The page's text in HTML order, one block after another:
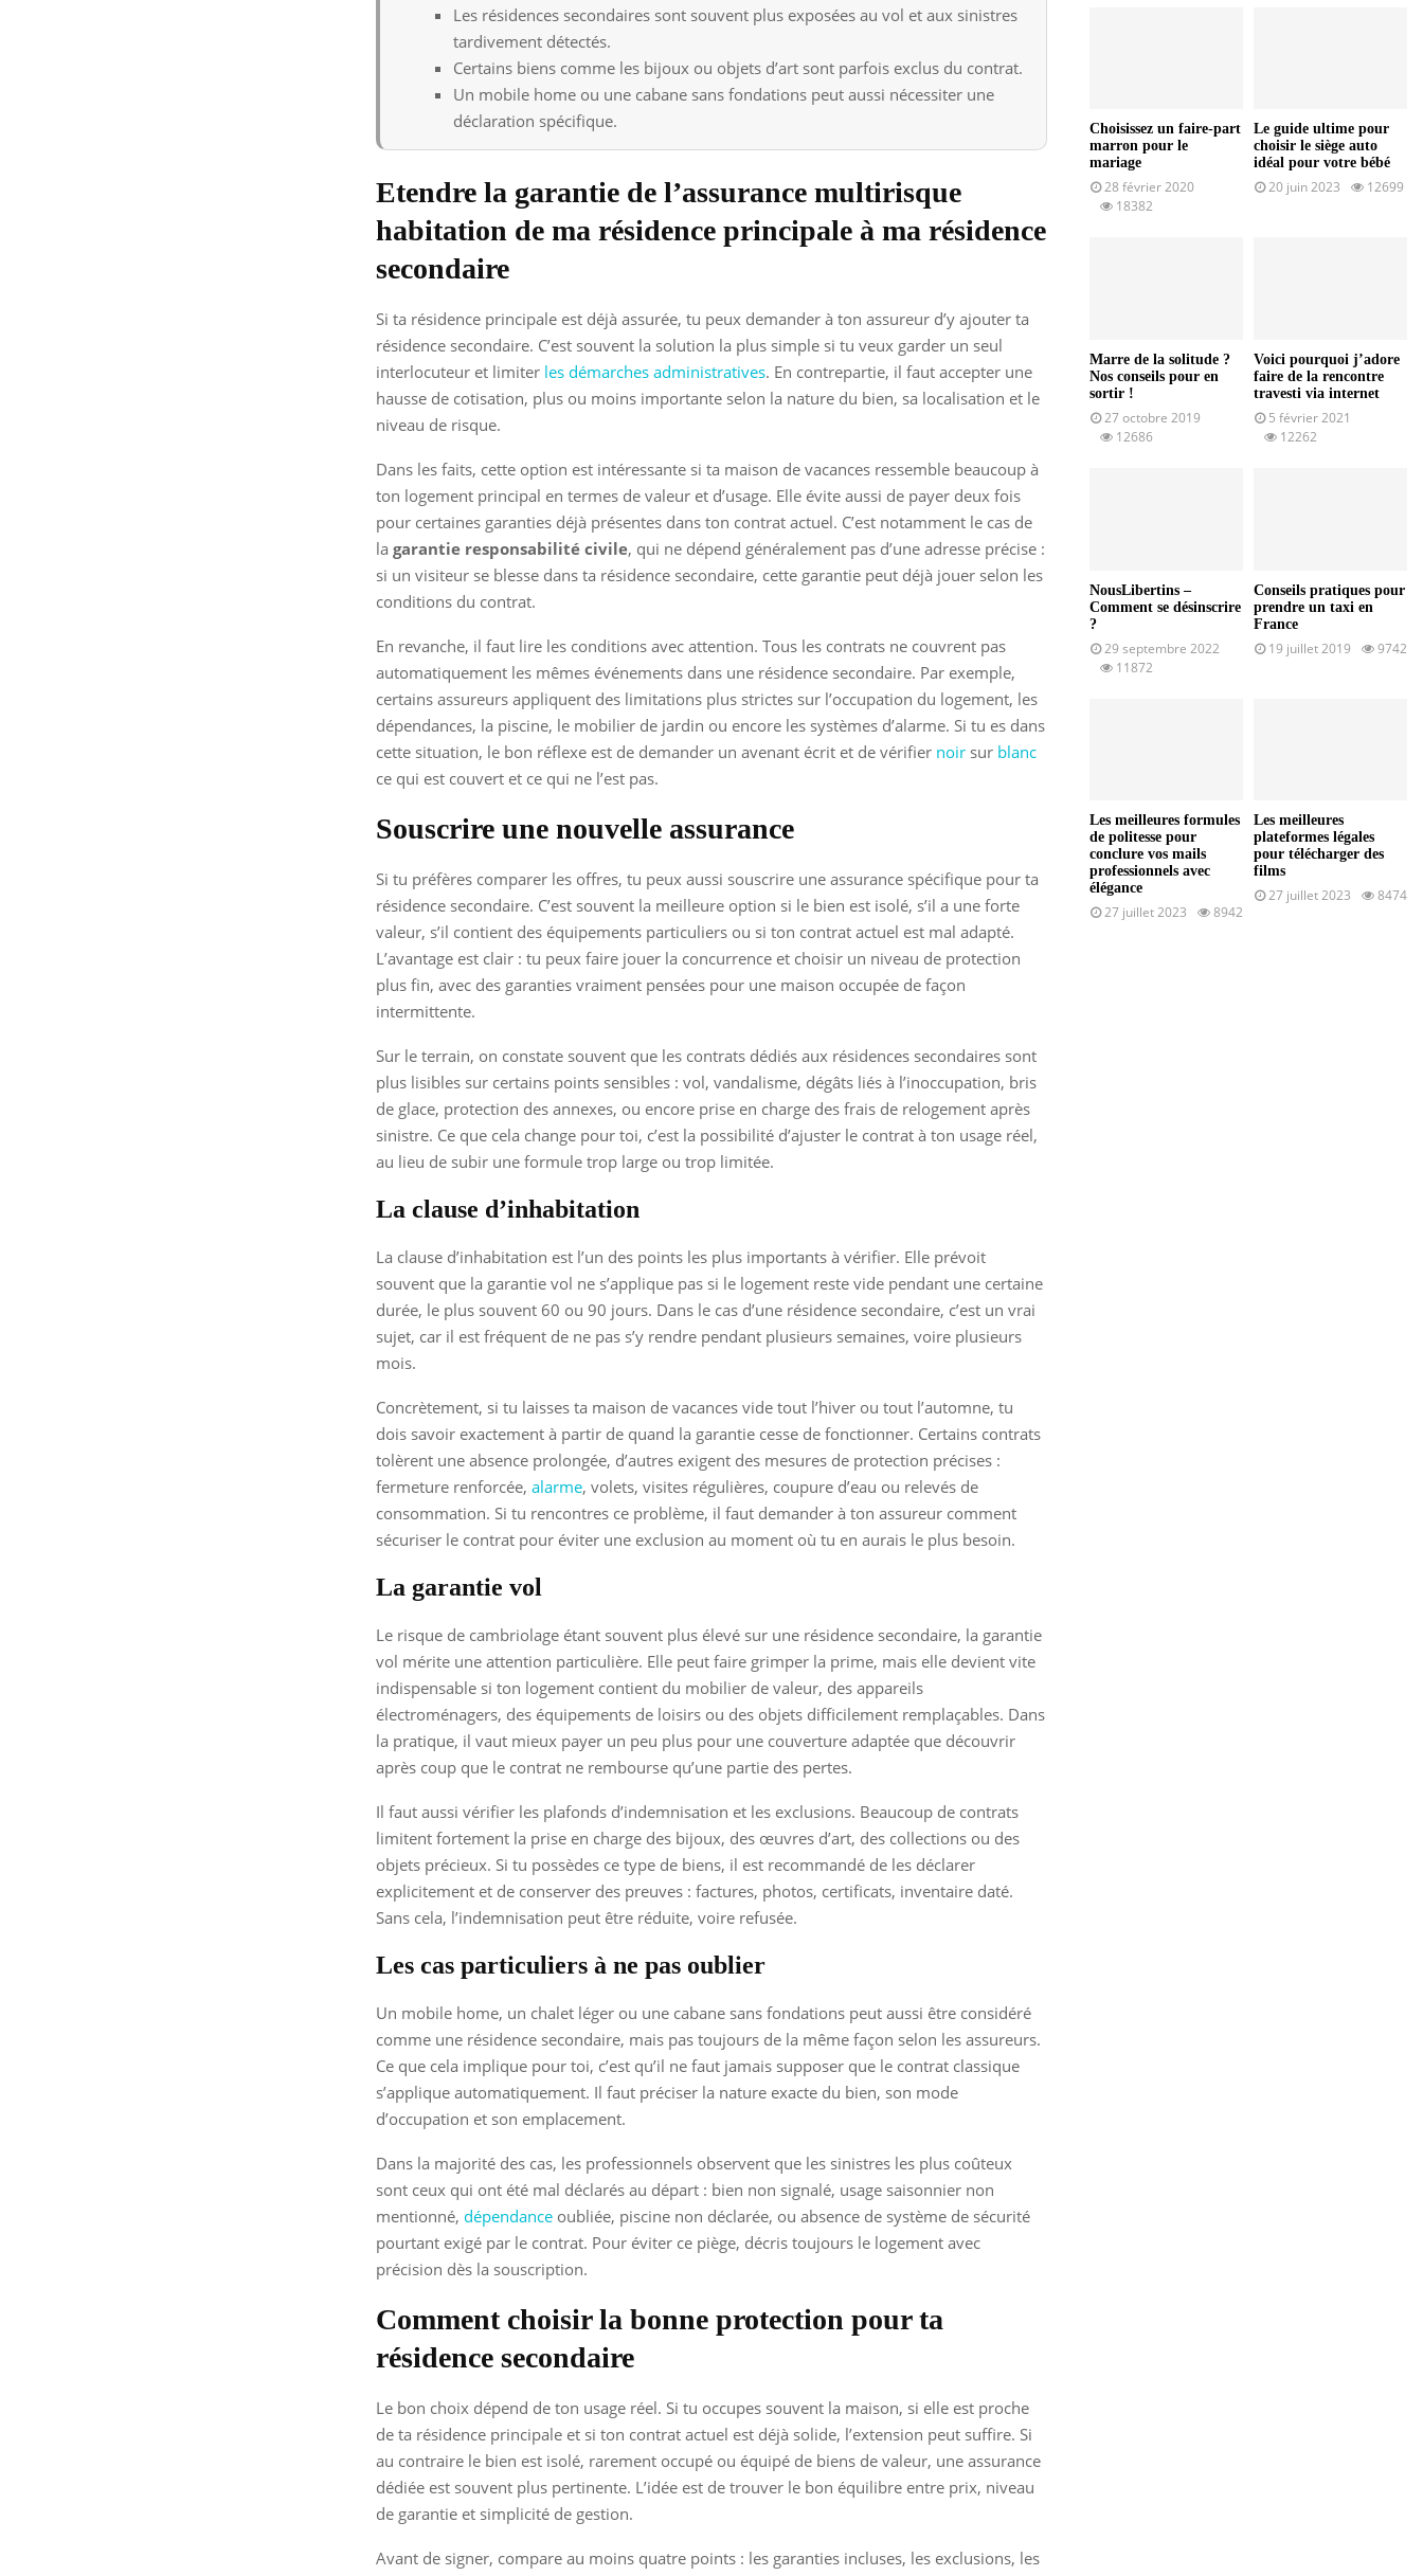
Les résidences secondaires sont souvent plus exposées au vol et aux sinistres
tardivement détectés.
Certains biens comme les bijoux ou objets d’art sont parfois exclus du contrat.
Un mobile home ou une cabane sans fondations peut aussi nécessiter une
déclaration spécifique.
Etendre la garantie de l’assurance multirisque
habitation de ma résidence principale à ma résidence
secondaire
Si ta résidence principale est déjà assurée, tu peux demander à ton assureur d’y ajouter ta
résidence secondaire. C’est souvent la solution la plus simple si tu veux garder un seul
interlocuteur et limiter les démarches administratives. En contrepartie, il faut accepter une
hausse de cotisation, plus ou moins importante selon la nature du bien, sa localisation et le
niveau de risque.
Dans les faits, cette option est intéressante si ta maison de vacances ressemble beaucoup à
ton logement principal en termes de valeur et d’usage. Elle évite aussi de payer deux fois
pour certaines garanties déjà présentes dans ton contrat actuel. C’est notamment le cas de
la garantie responsabilité civile, qui ne dépend généralement pas d’une adresse précise :
si un visiteur se blesse dans ta résidence secondaire, cette garantie peut déjà jouer selon les
conditions du contrat.
En revanche, il faut lire les conditions avec attention. Tous les contrats ne couvrent pas
automatiquement les mêmes événements dans une résidence secondaire. Par exemple,
certains assureurs appliquent des limitations plus strictes sur l’occupation du logement, les
dépendances, la piscine, le mobilier de jardin ou encore les systèmes d’alarme. Si tu es dans
cette situation, le bon réflexe est de demander un avenant écrit et de vérifier noir sur blanc
ce qui est couvert et ce qui ne l’est pas.
Souscrire une nouvelle assurance
Si tu préfères comparer les offres, tu peux aussi souscrire une assurance spécifique pour ta
résidence secondaire. C’est souvent la meilleure option si le bien est isolé, s’il a une forte
valeur, s’il contient des équipements particuliers ou si ton contrat actuel est mal adapté.
L’avantage est clair : tu peux faire jouer la concurrence et choisir un niveau de protection
plus fin, avec des garanties vraiment pensées pour une maison occupée de façon
intermittente.
Sur le terrain, on constate souvent que les contrats dédiés aux résidences secondaires sont
plus lisibles sur certains points sensibles : vol, vandalisme, dégâts liés à l’inoccupation, bris
de glace, protection des annexes, ou encore prise en charge des frais de relogement après
sinistre. Ce que cela change pour toi, c’est la possibilité d’ajuster le contrat à ton usage réel,
au lieu de subir une formule trop large ou trop limitée.
La clause d’inhabitation
La clause d’inhabitation est l’un des points les plus importants à vérifier. Elle prévoit
souvent que la garantie vol ne s’applique pas si le logement reste vide pendant une certaine
durée, le plus souvent 60 ou 90 jours. Dans le cas d’une résidence secondaire, c’est un vrai
sujet, car il est fréquent de ne pas s’y rendre pendant plusieurs semaines, voire plusieurs
mois.
Concrètement, si tu laisses ta maison de vacances vide tout l’hiver ou tout l’automne, tu
dois savoir exactement à partir de quand la garantie cesse de fonctionner. Certains contrats
tolèrent une absence prolongée, d’autres exigent des mesures de protection précises :
fermeture renforcée, alarme, volets, visites régulières, coupure d’eau ou relevés de
consommation. Si tu rencontres ce problème, il faut demander à ton assureur comment
sécuriser le contrat pour éviter une exclusion au moment où tu en aurais le plus besoin.
La garantie vol
Le risque de cambriolage étant souvent plus élevé sur une résidence secondaire, la garantie
vol mérite une attention particulière. Elle peut faire grimper la prime, mais elle devient vite
indispensable si ton logement contient du mobilier de valeur, des appareils
électroménagers, des équipements de loisirs ou des objets difficilement remplaçables. Dans
la pratique, il vaut mieux payer un peu plus pour une couverture adaptée que découvrir
après coup que le contrat ne rembourse qu’une partie des pertes.
Il faut aussi vérifier les plafonds d’indemnisation et les exclusions. Beaucoup de contrats
limitent fortement la prise en charge des bijoux, des œuvres d’art, des collections ou des
objets précieux. Si tu possèdes ce type de biens, il est recommandé de les déclarer
explicitement et de conserver des preuves : factures, photos, certificats, inventaire daté.
Sans cela, l’indemnisation peut être réduite, voire refusée.
Les cas particuliers à ne pas oublier
Un mobile home, un chalet léger ou une cabane sans fondations peut aussi être considéré
comme une résidence secondaire, mais pas toujours de la même façon selon les assureurs.
Ce que cela implique pour toi, c’est qu’il ne faut jamais supposer que le contrat classique
s’applique automatiquement. Il faut préciser la nature exacte du bien, son mode
d’occupation et son emplacement.
Dans la majorité des cas, les professionnels observent que les sinistres les plus coûteux
sont ceux qui ont été mal déclarés au départ : bien non signalé, usage saisonnier non
mentionné, dépendance oubliée, piscine non déclarée, ou absence de système de sécurité
pourtant exigé par le contrat. Pour éviter ce piège, décris toujours le logement avec
précision dès la souscription.
Comment choisir la bonne protection pour ta
résidence secondaire
Le bon choix dépend de ton usage réel. Si tu occupes souvent la maison, si elle est proche
de ta résidence principale et si ton contrat actuel est déjà solide, l’extension peut suffire. Si
au contraire le bien est isolé, rarement occupé ou équipé de biens de valeur, une assurance
dédiée est souvent plus pertinente. L’idée est de trouver le bon équilibre entre prix, niveau
de garantie et simplicité de gestion.
Avant de signer, compare au moins quatre points : les garanties incluses, les exclusions, les
Choisissez un faire-part
marron pour le
mariage
28 février 2020
18382
Le guide ultime pour
choisir le siège auto
idéal pour votre bébé
20 juin 2023 12699
Marre de la solitude ?
Nos conseils pour en
sortir !
27 octobre 2019
12686
Voici pourquoi j’adore
faire de la rencontre
travesti via internet
5 février 2021
12262
NousLibertins –
Comment se désinscrire
?
29 septembre 2022
11872
Conseils pratiques pour
prendre un taxi en
France
19 juillet 2019 9742
Les meilleures formules
de politesse pour
conclure vos mails
professionnels avec
élégance
27 juillet 2023 8942
Les meilleures
plateformes légales
pour télécharger des
films
27 juillet 2023 8474